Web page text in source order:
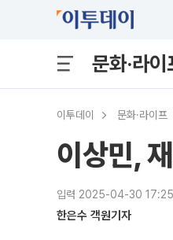
문화·라이
이투데이 문화·라이프
이상민,
입력 2025-04-30 17:25
한은수 객원기자